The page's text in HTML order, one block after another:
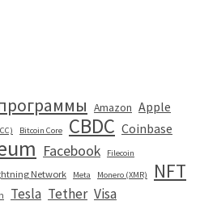
Amazon Apple
Bitcoin Core CBDC Coinbase
Facebook Filecoin
Network Meta Monero (XMR) NFT
Tesla Tether Visa